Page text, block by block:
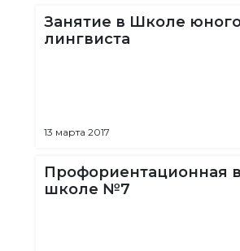
Занятие в Школе
лингвиста
13 марта 2017
Профориентационная
школе №7